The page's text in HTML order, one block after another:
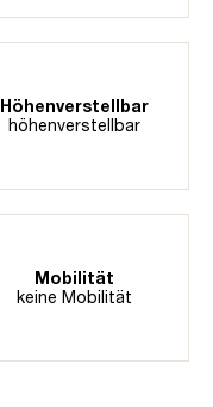
Höhenverstellbar
höhenverstellbar
Mobilität
keine Mobilität